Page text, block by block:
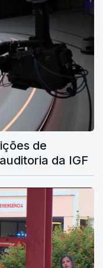
de
da IGF